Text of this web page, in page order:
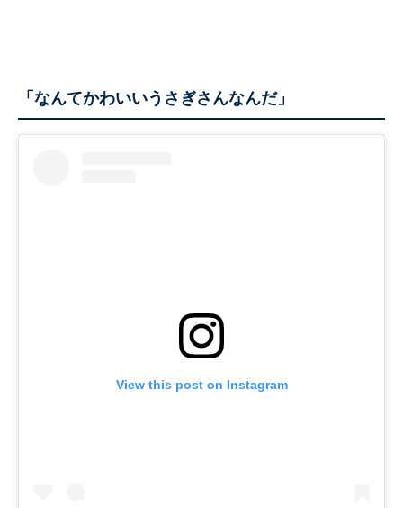
「なんてかわいいうさぎさんなんだ」
View this post on Instagram